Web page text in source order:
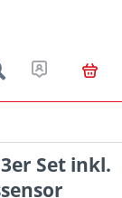
Set inkl.